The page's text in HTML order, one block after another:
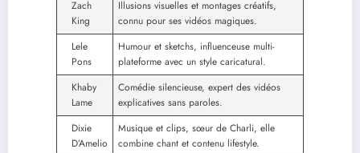
Zach
King
Illusions visuelles et montages créatifs,
connu pour ses vidéos magiques.
Lele
Pons
Humour et sketchs, influenceuse multi-
plateforme avec un style caricatural.
Khaby
Lame
Comédie silencieuse, expert des vidéos
explicatives sans paroles.
Dixie
D’Amelio
Musique et clips, sœur de Charli, elle
combine chant et contenu lifestyle.